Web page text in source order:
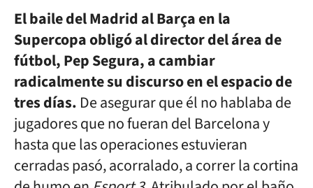
El baile del Madrid al Barça en la
Supercopa obligó al director del área de
fútbol, Pep Segura, a cambiar
radicalmente su discurso en el espacio de
tres días. De asegurar que él no hablaba de
jugadores que no fueran del Barcelona y
hasta que las operaciones estuvieran
cerradas pasó, acorralado, a correr la cortina